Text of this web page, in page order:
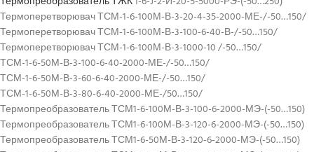
Термоперетворювач ТСМ-1-6-100М-В-3-20-4-35-2000-МЕ-/-50…150/
Термоперетворювач ТСМ-1-6-100М-В-3-100-6-40-В-/-50…150/
Термоперетворювач ТСМ-1-6-100М-В-3-1000-10 /-50…150/
ТСМ-1-6-50М-В-3-100-6-40-2000-МЕ-/-50…150/
ТСМ-1-6-50М-В-3-60-6-40-2000-МЕ-/-50…150/
ТСМ-1-6-50М-В-3-80-6-40-2000-МЕ-/50…150/
Термопреобразователь ТСМ1-6-100М-В-3-100-6-2000-МЭ-(-50…150)
Термопреобразователь ТСМ1-6-100М-В-3-120-6-2000-МЭ-(-50…150)
Термопреобразователь ТСМ1-6-50М-В-3-120-6-2000-МЭ-(-50…150)